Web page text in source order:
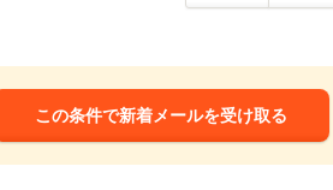
この条件で新着メールを受け取る